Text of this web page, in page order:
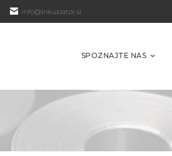
info@inkubator.si
SPOZNAJTE NAS